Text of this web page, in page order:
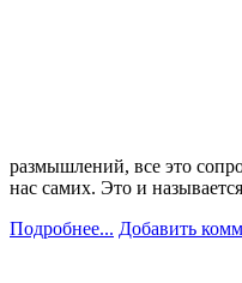
размышлений, все это
нас самих. Это и
Подробнее... Добавить